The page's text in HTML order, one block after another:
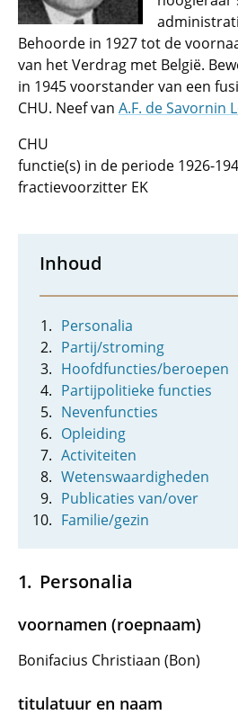
Behoorde in 1927 tot de
van het Verdrag met België.
in 1945 voorstander van een
CHU. Neef van A.F. de Savornin
CHU
functie(s) in de periode 1926-
fractievoorzitter EK
Inhoud
Personalia
Partij/stroming
Hoofdfuncties/beroepen
Partijpolitieke functies
Nevenfuncties
Opleiding
Activiteiten
Wetenswaardigheden
Publicaties van/over
Familie/gezin
Personalia
voornamen (roepnaam)
Bonifacius Christiaan (Bon)
titulatuur en naam